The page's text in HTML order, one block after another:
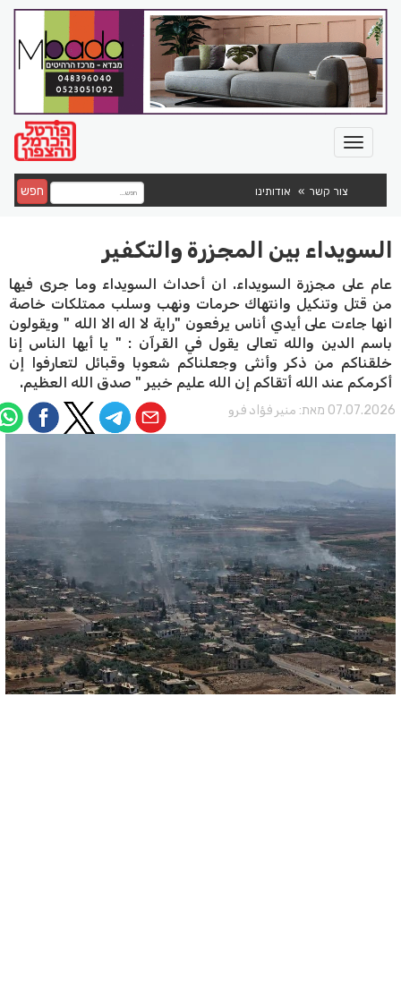
צור קשר אודותינו חפש
السويداء بين المجزرة والتكفير
عام على مجزرة السويداء. ان أحداث السويداء وما جرى فيها
من قتل وتنكيل وانتهاك حرمات ونهب وسلب ممتلكات خاصة
انها جاءت على أيدي أناس يرفعون "راية لا اله الا الله " ويقولون
باسم الدين والله تعالى يقول في القرآن : " يا أيها الناس إنا
خلقناكم من ذكر وأنثى وجعلناكم شعوبا وقبائل لتعارفوا إن
أكرمكم عند الله أتقاكم إن الله عليم خبير " صدق الله العظيم.
מאת: منير فؤاد فرو